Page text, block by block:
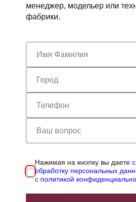
менеджер, модельер или
фабрики.
Нажимая на кнопку вы даете
обработку персональных
с политикой